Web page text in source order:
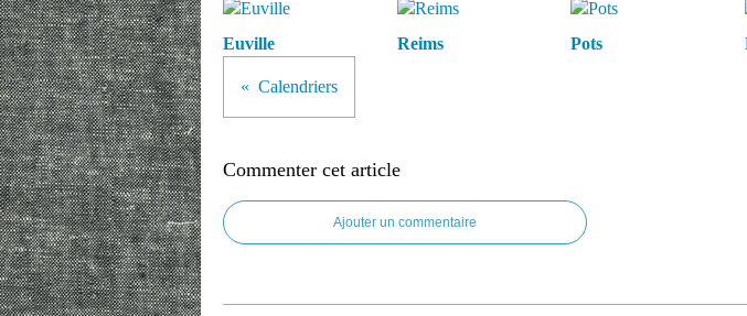
Euville Reims Pots
Calendriers
Commenter cet article
Ajouter un commentaire